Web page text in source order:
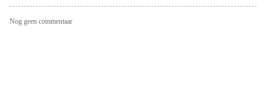
Nog geen commentaar